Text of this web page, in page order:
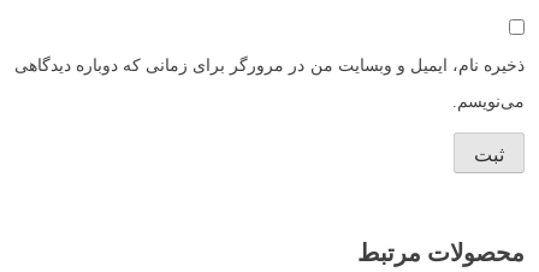
ذخیره نام، ایمیل و وبسایت من در مرورگر برای زمانی که دوباره دیدگاهی
می‌نویسم.
محصولات مرتبط